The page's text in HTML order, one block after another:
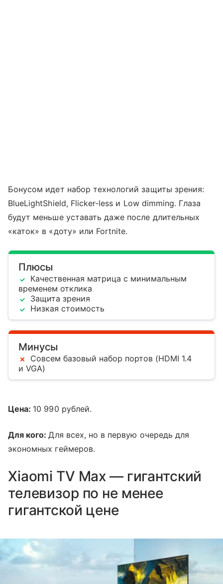
Бонусом идет набор технологий защиты зрения:
BlueLightShield, Flicker-less и Low dimming. Глаза
будут меньше уставать даже после длительных
«каток» в «доту» или Fortnite.
Плюсы
Качественная матрица с минимальным
временем отклика
Защита зрения
Низкая стоимость
Минусы
Совсем базовый набор портов (HDMI 1.4
и VGA)
Цена: 10 990 рублей.
Для кого:Для всех, но в первую очередь для
экономных геймеров.
Xiaomi TV Max — гигантский
телевизор по не менее
гигантской цене